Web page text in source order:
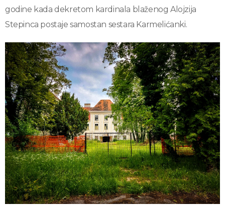
godine kada dekretom kardinala blaženog Alojzija
Stepinca postaje samostan sestara Karmelićanki.